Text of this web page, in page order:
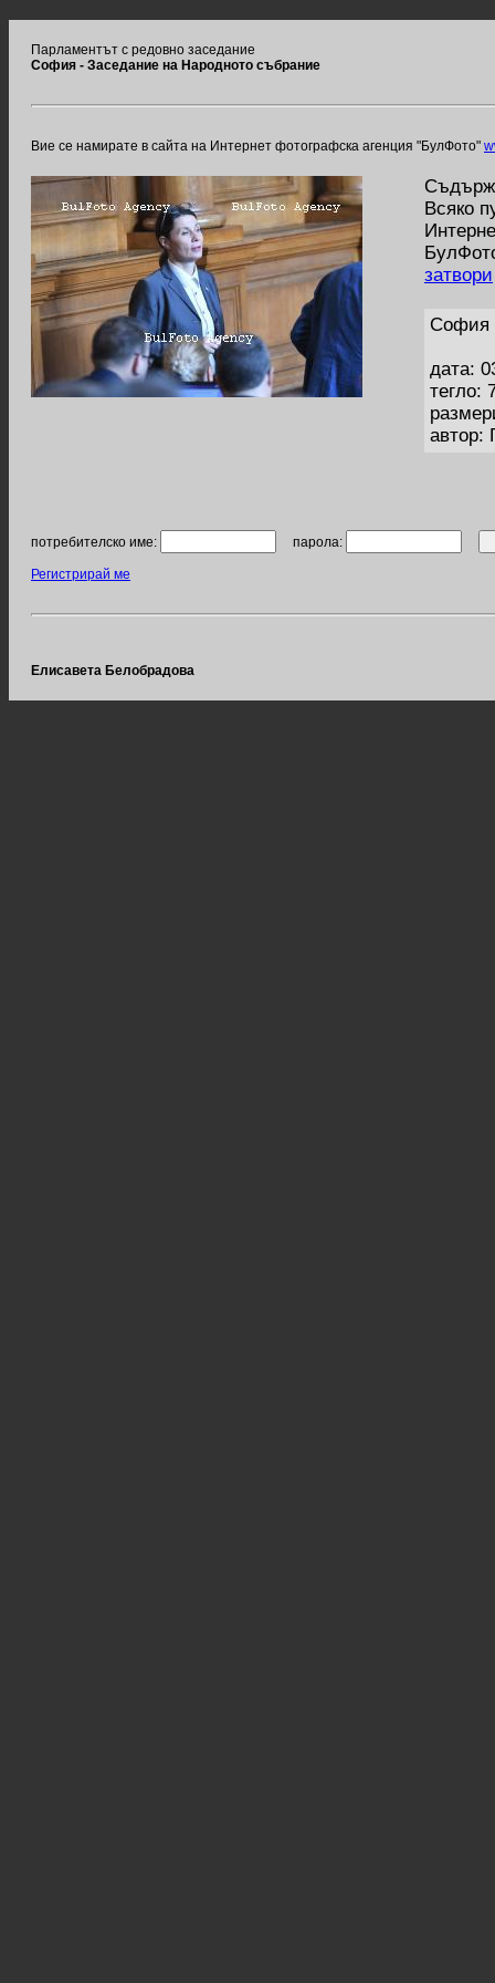
Парламентът с редовно заседание
София - Заседание на Народното събрание
Вие се намирате в сайта на Интернет фотографска агенция "БулФото"
Всяко
затвори
София
дата:
тегло:
автор:
потребителско име: парола:
Регистрирай ме
Елисавета Белобрадова